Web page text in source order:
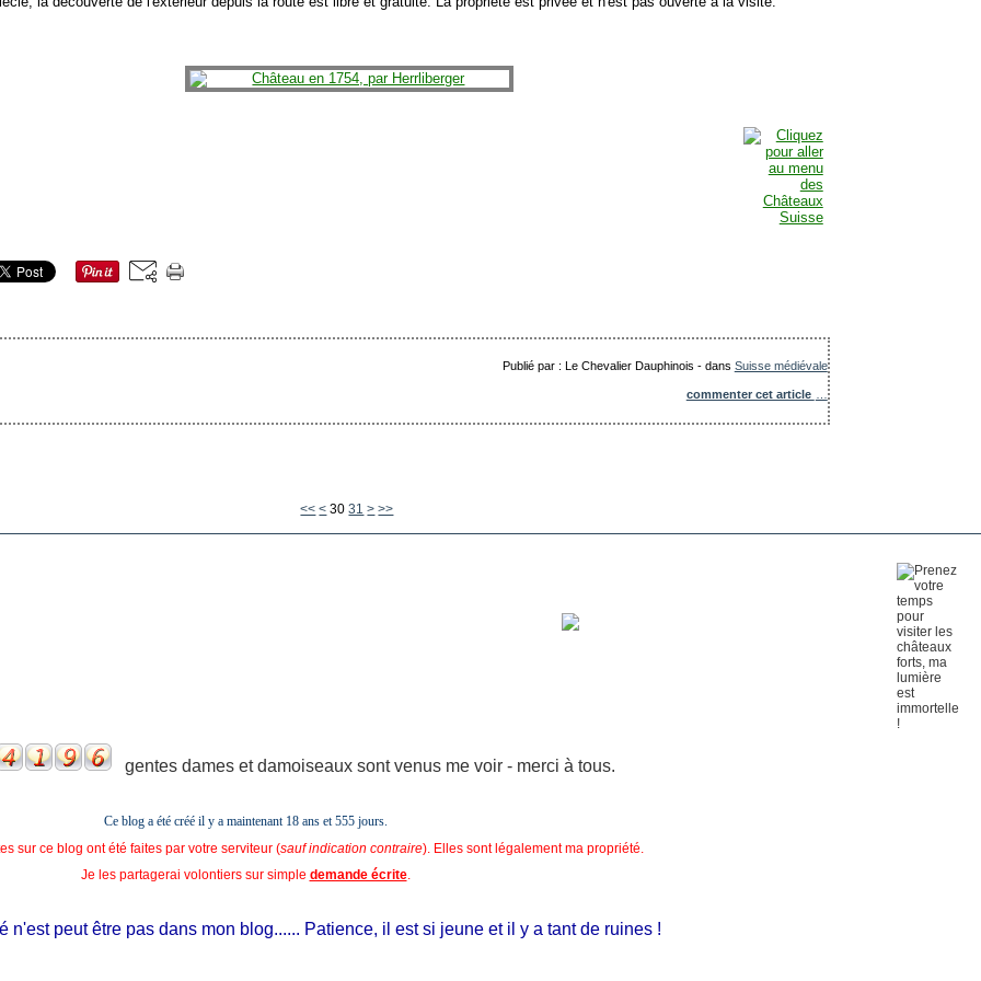
Publié par : Le Chevalier Dauphinois -dans Suisse médiévale
commenter cet article
<< < 10
20
30 31 > >>
gentes dames et damoiseaux sont venus me voir - merci à tous.
Ce blog a été créé il y a maintenant 18 ans et 555 jours.
sur ce blog ont été faites par votre serviteur (sauf indication contraire). Elles sont légalement ma propriété.
Je les partagerai volontiers sur simple demande écrite.
peut être pas dans mon blog...... Patience, il est si jeune et il y a tant de ruines !